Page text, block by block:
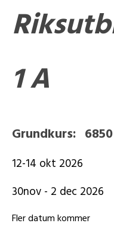
1 A
Grundkurs:
12-14 okt 2026
30nov - 2 dec 2026
Fler datum kommer